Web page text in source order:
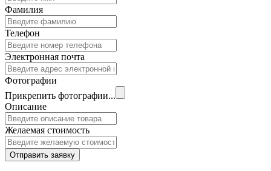
Фамилия
Телефон
Электронная почта
Фотографии
Прикрепить фотографии...
Описание
Желаемая стоимость
Отправить заявку